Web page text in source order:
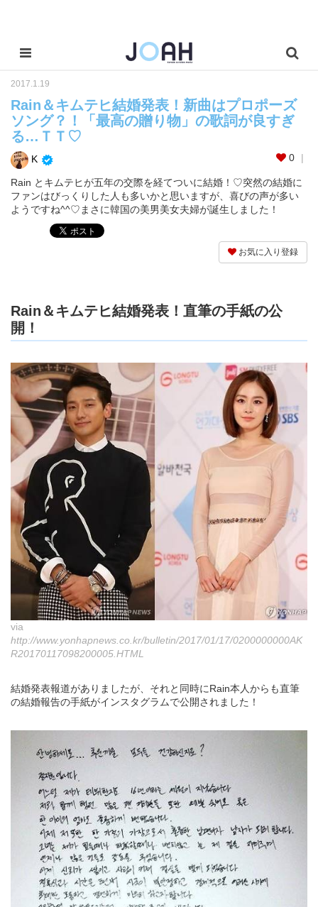
2017.1.19
Rain＆キムテヒ結婚発表！新曲はプロポーズ
ソング？！「最高の贈り物」の歌詞が良すぎ
る…ＴＴ♡
K 0
Rain とキムテヒが五年の交際を経てついに結婚！♡突然の結婚に
ファンはびっくりした人も多いかと思いますが、喜びの声が多い
ようですね^^♡まさに韓国の美男美女夫婦が誕生しました！
お気に入り登録
Rain＆キムテヒ結婚発表！直筆の手紙の公
開！
via
http://www.yonhapnews.co.kr/bulletin/2017/01/17/0200000000AK
R20170117098200005.HTML
結婚発表報道がありましたが、それと同時にRain本人からも直筆
の結婚報告の手紙がインスタグラムで公開されました！